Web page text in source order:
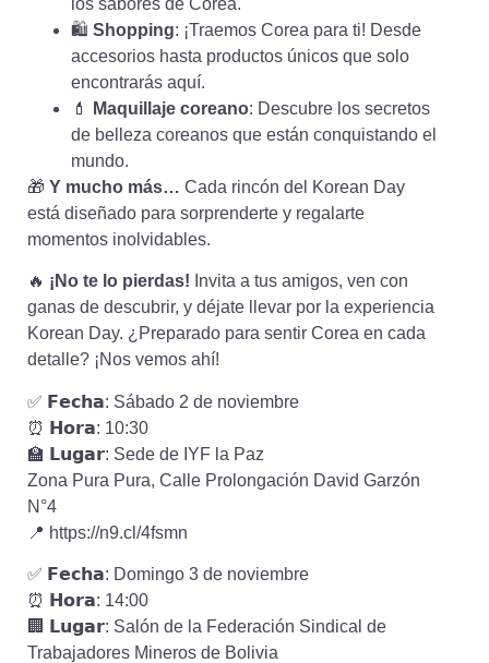
🛍️ Shopping: ¡Traemos Corea para ti! Desde
accesorios hasta productos únicos que solo
encontrarás aquí.
💄
Maquillaje coreano: Descubre los secretos
de belleza coreanos que están conquistando el
mundo.
🎁 Y mucho más… Cada rincón del Korean Day
está diseñado para sorprenderte y regalarte
momentos inolvidables.
🔥 ¡No te lo pierdas! Invita a tus amigos, ven con
ganas de descubrir, y déjate llevar por la experiencia
Korean Day. ¿Preparado para sentir Corea en cada
detalle? ¡Nos vemos ahí!
✅️ 𝗙𝗲𝗰𝗵𝗮: Sábado 2 de noviembre
⏰️ 𝗛𝗼𝗿𝗮: 10:30
🏫 𝗟𝘂𝗴𝗮𝗿: Sede de IYF la Paz
Zona Pura Pura, Calle Prolongación David Garzón
N°4
📍 https://n9.cl/4fsmn
✅️ 𝗙𝗲𝗰𝗵𝗮: Domingo 3 de noviembre
⏰️ 𝗛𝗼𝗿𝗮: 14:00
🏢 𝗟𝘂𝗴𝗮𝗿: Salón de la Federación Sindical de
Trabajadores Mineros de Bolivia